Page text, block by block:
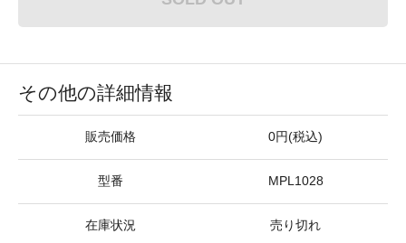
その他の詳細情報
販売価格 0円(税込)
型番 MPL1028
在庫状況 売り切れ